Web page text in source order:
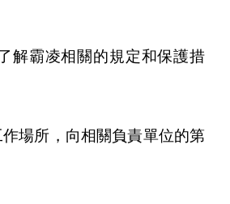
解霸凌相關的規定和保護措
場所，向相關負責單位的第